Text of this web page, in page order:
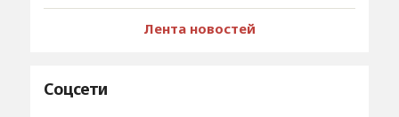
Лента новостей
Соцсети